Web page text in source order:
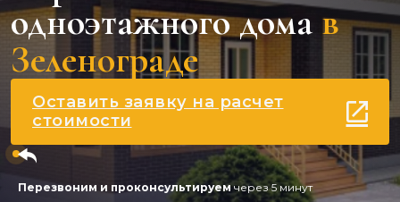
одноэтажного домав
Зеленограде
Оставить заявку на расчет
стоимости
Перезвоним и проконсультируемчерез 5 минут